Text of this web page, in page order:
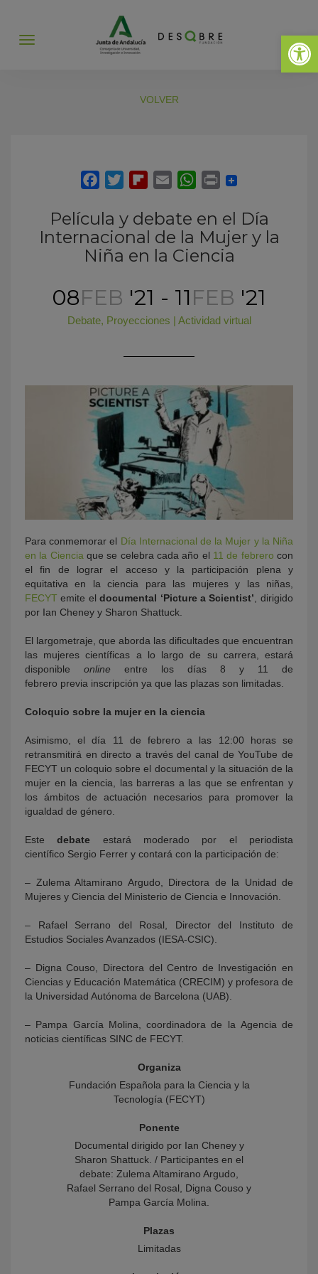
Abrir
Abrir
VOLVER
Película y debate en el Día
Internacional de la Mujer y la
Niña en la Ciencia
08FEB '21 - 11FEB '21
Debate, Proyecciones | Actividad virtual
Para conmemorar el Día Internacional de la Mujer y la Niña
en la Ciencia que se celebra cada año el 11 de febrero con
el fin de lograr el acceso y la participación plena y
equitativa en la ciencia para las mujeres y las niñas,
FECYT emite eldocumental ‘Picture a Scientist’ , dirigido
por Ian Cheney y Sharon Shattuck.
El largometraje, que aborda las dificultades que encuentran
las mujeres científicas a lo largo de su carrera, estará
disponible online entre los días 8 y 11 de
febrero previa inscripción ya que las plazas son limitadas.
Coloquio sobre la mujer en la ciencia
Asimismo, el día 11 de febrero a las 12:00 horas se
retransmitirá en directo a través del canal de YouTube de
FECYT un coloquio sobre el documental y la situación de la
mujer en la ciencia, las barreras a las que se enfrentan y
los ámbitos de actuación necesarios para promover la
igualdad de género.
Estedebate estará moderado por el periodista
científico Sergio Ferrer y contará con la participación de:
– Zulema Altamirano Argudo, Directora de la Unidad de
Mujeres y Ciencia del Ministerio de Ciencia e Innovación.
– Rafael Serrano del Rosal, Director del Instituto de
Estudios Sociales Avanzados (IESA-CSIC).
– Digna Couso, Directora del Centro de Investigación en
Ciencias y Educación Matemática (CRECIM) y profesora de
la Universidad Autónoma de Barcelona (UAB).
– Pampa García Molina, coordinadora de la Agencia de
noticias científicas SINC de FECYT.
Organiza
Fundación Española para la Ciencia y la
Tecnología (FECYT)
Ponente
Documental dirigido por Ian Cheney y
Sharon Shattuck. / Participantes en el
debate: Zulema Altamirano Argudo,
Rafael Serrano del Rosal, Digna Couso y
Pampa García Molina.
Plazas
Limitadas